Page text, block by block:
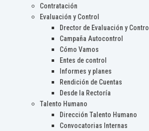
Contratación
Evaluación y Control
Drector de Evaluación y Control
Campaña Autocontrol
Cómo Vamos
Entes de control
Informes y planes
Rendición de Cuentas
Desde la Rectoría
Talento Humano
Dirección Talento Humano
Convocatorias Internas